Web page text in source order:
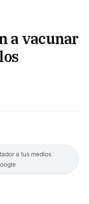
a vacunar
a tus medios